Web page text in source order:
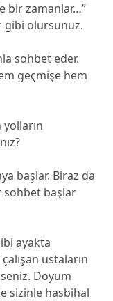
bir zamanlar…”
gibi olursunuz.
sohbet eder.
geçmişe hem
başlar. Biraz da
sohbet başlar
ayakta
ustaların
Doyum
sizinle hasbihal